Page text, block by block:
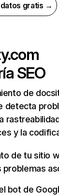
gratis →
SEO
de
detecta
y la
de tu sitio
problemas
bot de